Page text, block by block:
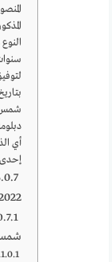
شمس
أي
إحدى
شمس